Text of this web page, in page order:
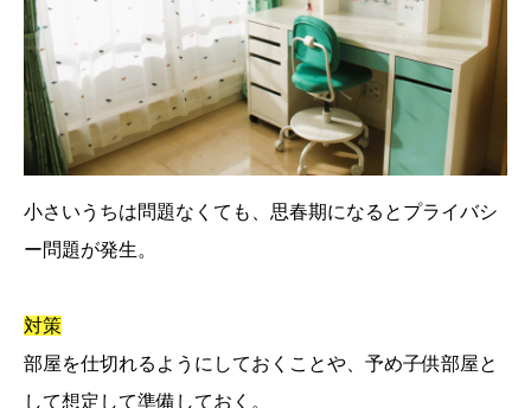
小さいうちは問題なくても、思春期になるとプライバシ
ー問題が発生。
対策
部屋を仕切れるようにしておくことや、予め子供部屋と
して想定して準備しておく。